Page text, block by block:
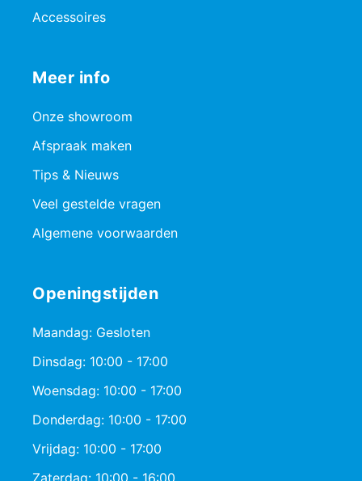
Accessoires
Meer info
Onze showroom
Afspraak maken
Tips & Nieuws
Veel gestelde vragen
Algemene voorwaarden
Openingstijden
Maandag: Gesloten
Dinsdag: 10:00 - 17:00
Woensdag: 10:00 - 17:00
Donderdag: 10:00 - 17:00
Vrijdag: 10:00 - 17:00